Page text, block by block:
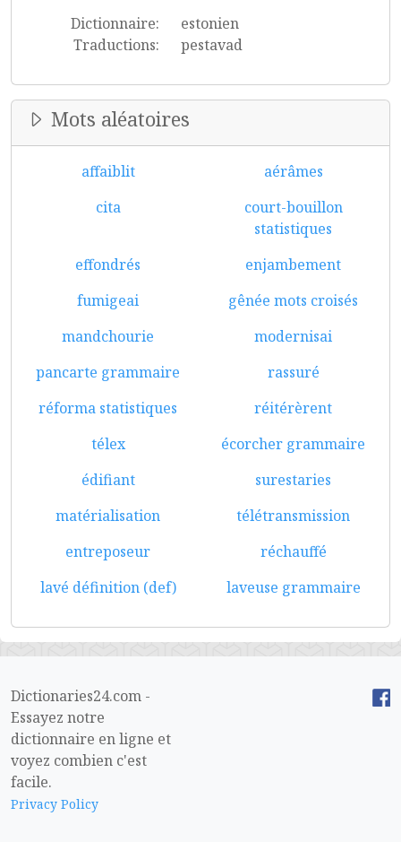
Dictionnaire:
estonien
Traductions:
pestavad
Mots aléatoires
affaiblit
aérâmes
cita
court-bouillon
statistiques
effondrés
enjambement
fumigeai
gênée mots croisés
mandchourie
modernisai
pancarte grammaire
rassuré
réforma statistiques
réitérèrent
télex
écorcher grammaire
édifiant
surestaries
matérialisation
télétransmission
entreposeur
réchauffé
lavé définition (def)
laveuse grammaire
Dictionaries24.com -
Essayez notre
dictionnaire en ligne et
voyez combien c'est
facile.
Privacy Policy